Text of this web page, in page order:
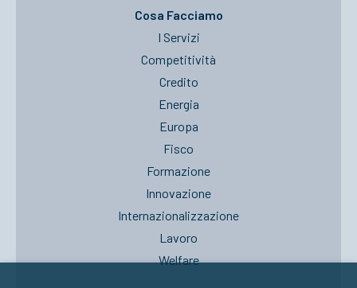
Cosa Facciamo
I Servizi
Competitività
Credito
Energia
Europa
Fisco
Formazione
Innovazione
Internazionalizzazione
Lavoro
Welfare